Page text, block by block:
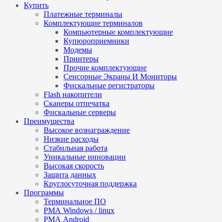
Купить
Платежные терминалы
Комплектующие терминалов
Компьютерные комплектующие
Купюроприемники
Модемы
Принтеры
Прочие комплектующие
Сенсорные Экраны И Мониторы
Фискальные регистраторы
Flash накопители
Сканеры отпечатка
Фискальные серверы
Преимущества
Высокое вознаграждение
Низкие расходы
Стабильная работа
Уникальные инновации
Высокая скорость
Защита данных
Круглосуточная поддержка
Программы
Терминальное ПО
РМА Windows / linux
РМА Android